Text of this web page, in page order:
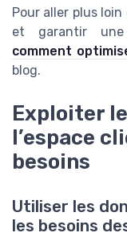
Pour aller plus
et garantir une
comment
blog.
Exploiter
l’espace
besoins
Utiliser les
les besoins